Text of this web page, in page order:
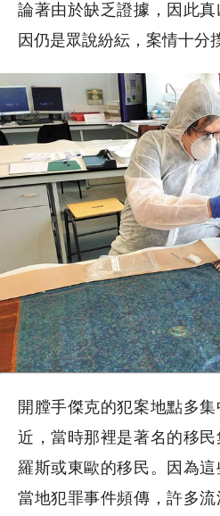
論著由於缺乏證據，因此
因仍是眾說紛紜，案情十分
開膛手傑克的犯案地點多
近，當時那裡是著名的移
羅斯或東歐的移民。因為
當地犯罪事件頻傳，許多